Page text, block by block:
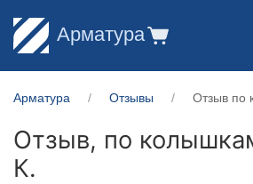
Арматура
Арматура Отзывы Отзыв по
Отзыв, по
К.